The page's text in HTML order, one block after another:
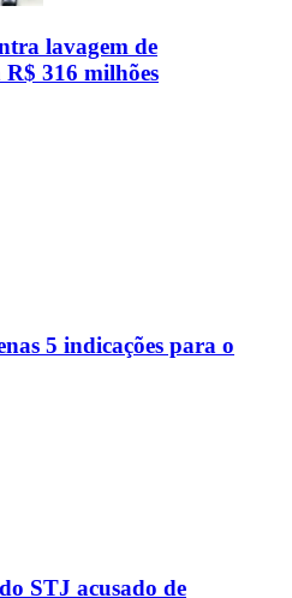
lavagem de
316 milhões
5 indicações para o
STJ acusado de